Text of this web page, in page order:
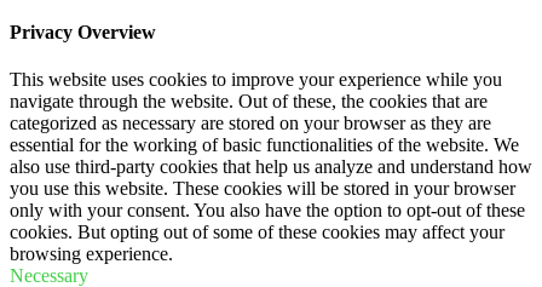
Privacy Overview
This website uses cookies to improve your experience while you
navigate through the website. Out of these, the cookies that are
categorized as necessary are stored on your browser as they are
essential for the working of basic functionalities of the website. We
also use third-party cookies that help us analyze and understand how
you use this website. These cookies will be stored in your browser
only with your consent. You also have the option to opt-out of these
cookies. But opting out of some of these cookies may affect your
browsing experience.
Necessary